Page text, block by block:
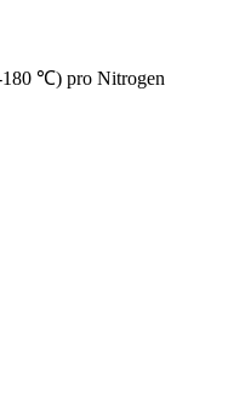
180 ℃) pro Nitrogen